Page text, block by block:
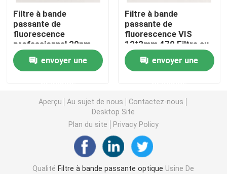
Filtre à bande passante UV
Vitres de protection électromagnétique ITO
Filtres d'analyseur de biochimie
Filtre à bande passante visible
Filtre optique à longue portée
Filtre optique à passage court
Filtre à bande
passante de
fluorescence
professionnel 20nm-
50nm FWHM Verre
optique transparent
envoyer une
Filtre à bande
passante de
fluorescence VIS
12*2mm 470 Filtre au
microscope
envoyer une
Aperçu Au sujet de nous
Contactez-nous
Desktop Site
Plan du site
Privacy Policy
Qualité Filtre à bande passante optique Usine De